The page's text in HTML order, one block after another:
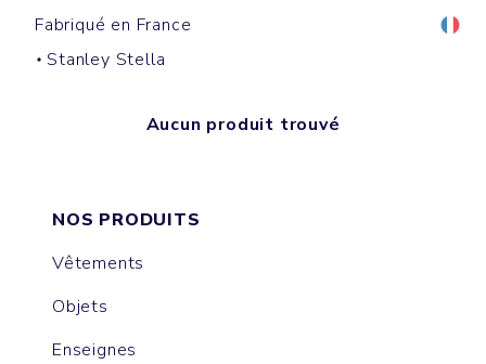
Fabriqué en France
Stanley Stella
Aucun produit trouvé
NOS PRODUITS
Vêtements
Objets
Enseignes